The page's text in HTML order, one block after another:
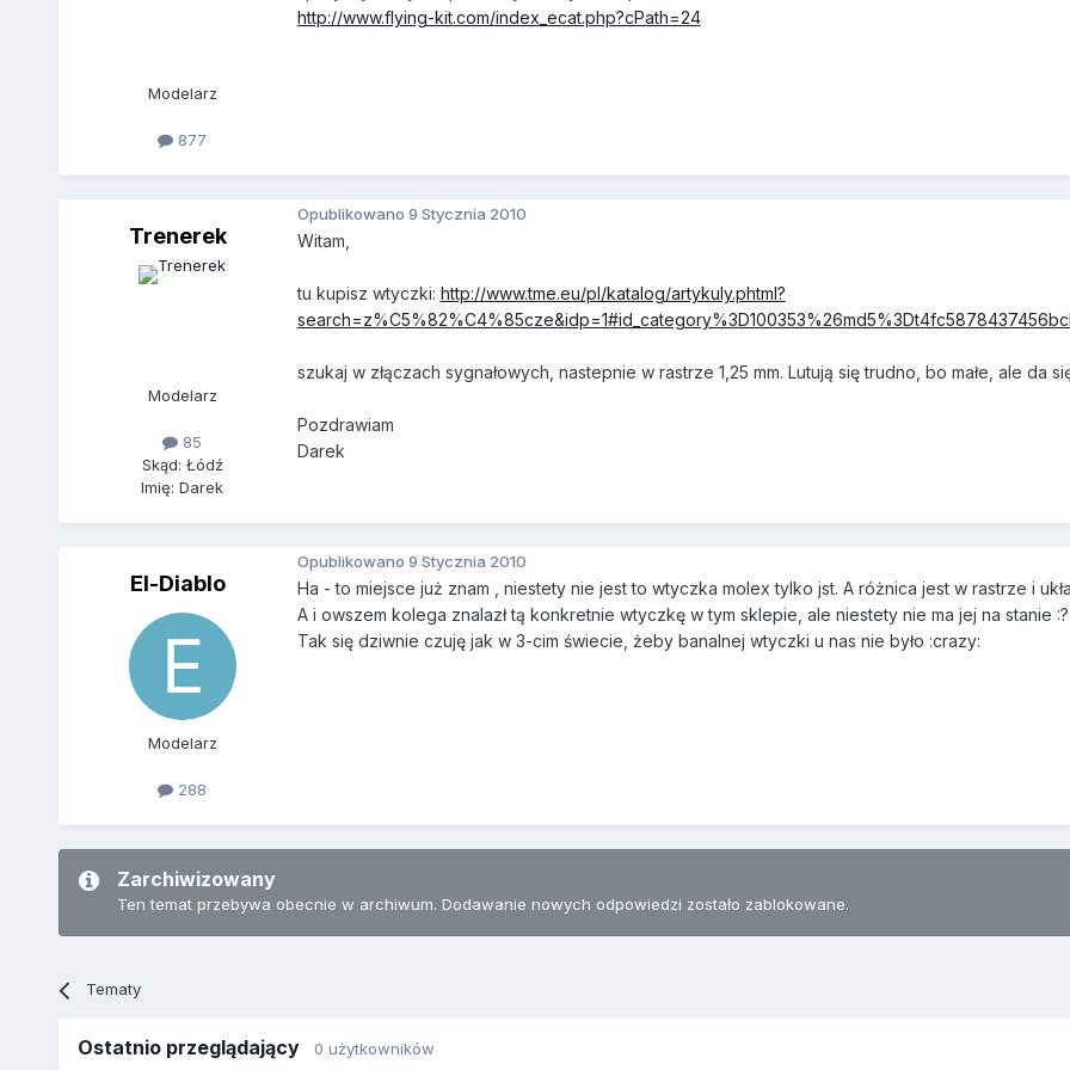
Modelarz
877
http://www.flying-kit.com/index_ecat.php?cPath=24
Trenerek
Modelarz
85
Skąd: Łódź
Imię: Darek
Opublikowano 9 Stycznia 2010
Witam,
tu kupisz wtyczki: http://www.tme.eu/pl/katalog/artykuly.phtml?
szukaj w złączach sygnałowych, nastepnie w rastrze 1,25 mm. Lutują się trudno, bo małe, ale da
Pozdrawiam
Darek
El-Diablo
Modelarz
288
Opublikowano 9 Stycznia 2010
Ha - to miejsce już znam , niestety nie jest to wtyczka molex tylko jst. A różnica jest w rastrze i
A i owszem kolega znalazł tą konkretnie wtyczkę w tym sklepie, ale niestety nie ma jej na stanie :?
Tak się dziwnie czuję jak w 3-cim świecie, żeby banalnej wtyczki u nas nie było :crazy:
Zarchiwizowany
Ten temat przebywa obecnie w archiwum. Dodawanie nowych odpowiedzi zostało zablokowane.
Tematy
Ostatnio przeglądający 0 użytkowników